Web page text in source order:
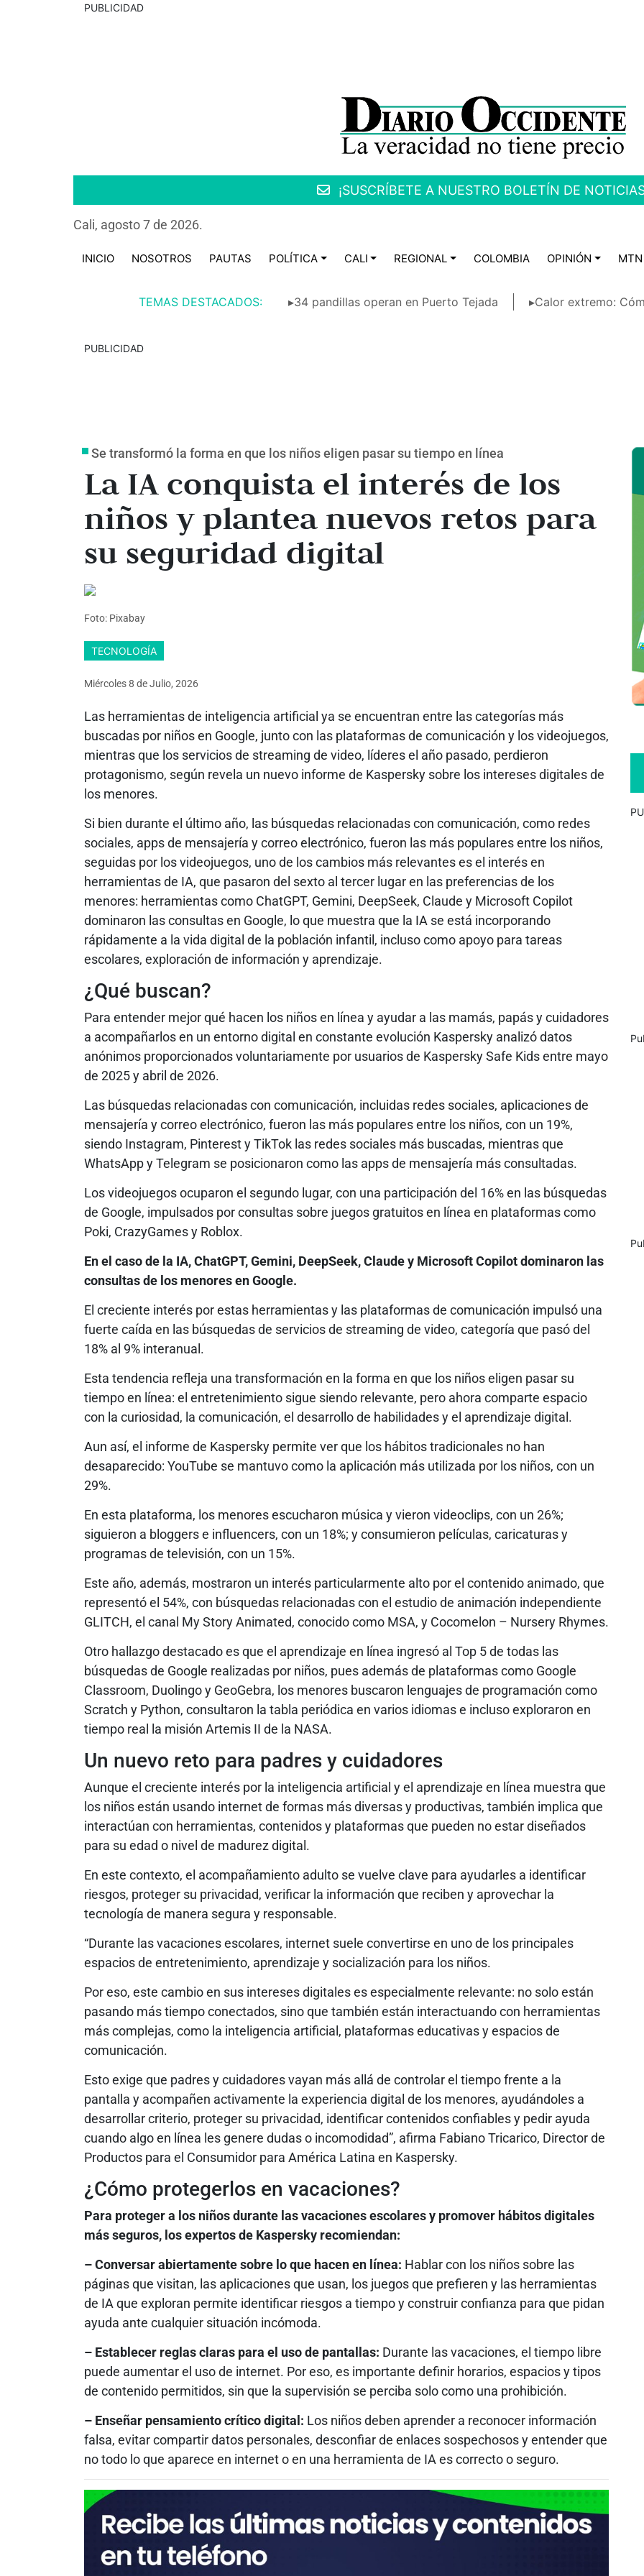
PUBLICIDAD
¡SUSCRÍBETE A NUESTRO BOLETÍN DE
Cali, agosto 7 de 2026.
INICIO NOSOTROS PAUTAS POLÍTICA CALI REGIONAL COLOMBIA OPINIÓN MTN
TEMAS DESTACADOS: ▸34 pandillas operan en Puerto Tejada ▸Calor extremo:
PUBLICIDAD
Se transformó la forma en que los niños eligen pasar su tiempo en línea
La IA conquista el interés de los
niños y plantea nuevos retos para
su seguridad digital
Foto: Pixabay
TECNOLOGÍA
Miércoles 8 deJulio, 2026
Las herramientas de inteligencia artificial ya se encuentran entre las categorías más
buscadas por niños en Google, junto con las plataformas de comunicación y los videojuegos,
mientras que los servicios de streaming de video, líderes el año pasado, perdieron
protagonismo, según revela un nuevo informe de Kaspersky sobre los intereses digitales de
los menores.
Si bien durante el último año, las búsquedas relacionadas con comunicación, como redes
sociales, apps de mensajería y correo electrónico, fueron las más populares entre los niños,
seguidas por los videojuegos, uno de los cambios más relevantes es el interés en
herramientas de IA, que pasaron del sexto al tercer lugar en las preferencias de los
menores: herramientas como ChatGPT, Gemini, DeepSeek, Claude y Microsoft Copilot
dominaron las consultas en Google, lo que muestra que la IA se está incorporando
rápidamente a la vida digital de la población infantil, incluso como apoyo para tareas
escolares, exploración de información y aprendizaje.
¿Qué buscan?
Para entender mejor qué hacen los niños en línea y ayudar a las mamás, papás y cuidadores
a acompañarlos en un entorno digital en constante evolución Kaspersky analizó datos
anónimos proporcionados voluntariamente por usuarios de Kaspersky Safe Kids entre mayo
de 2025 y abril de 2026.
Las búsquedas relacionadas con comunicación, incluidas redes sociales, aplicaciones de
mensajería y correo electrónico, fueron las más populares entre los niños, con un 19%,
siendo Instagram, Pinterest y TikTok las redes sociales más buscadas, mientras que
WhatsApp y Telegram se posicionaron como las apps de mensajería más consultadas.
Los videojuegos ocuparon el segundo lugar, con una participación del 16% en las búsquedas
de Google, impulsados por consultas sobre juegos gratuitos en línea en plataformas como
Poki, CrazyGames y Roblox.
En el caso de la IA, ChatGPT, Gemini, DeepSeek, Claude y Microsoft Copilot dominaron las
consultas de los menores en Google.
El creciente interés por estas herramientas y las plataformas de comunicación impulsó una
fuerte caída en las búsquedas de servicios de streaming de video, categoría que pasó del
18% al 9% interanual.
Esta tendencia refleja una transformación en la forma en que los niños eligen pasar su
tiempo en línea: el entretenimiento sigue siendo relevante, pero ahora comparte espacio
con la curiosidad, la comunicación, el desarrollo de habilidades y el aprendizaje digital.
Aun así, el informe de Kaspersky permite ver que los hábitos tradicionales no han
desaparecido: YouTube se mantuvo como la aplicación más utilizada por los niños, con un
29%.
En esta plataforma, los menores escucharon música y vieron videoclips, con un 26%;
siguieron a bloggers e influencers, con un 18%; y consumieron películas, caricaturas y
programas de televisión, con un 15%.
Este año, además, mostraron un interés particularmente alto por el contenido animado, que
representó el 54%, con búsquedas relacionadas con el estudio de animación independiente
GLITCH, el canal My Story Animated, conocido como MSA, y Cocomelon – Nursery Rhymes.
Otro hallazgo destacado es que el aprendizaje en línea ingresó al Top 5 de todas las
búsquedas de Google realizadas por niños, pues además de plataformas como Google
Classroom, Duolingo y GeoGebra, los menores buscaron lenguajes de programación como
Scratch y Python, consultaron la tabla periódica en varios idiomas e incluso exploraron en
tiempo real la misión Artemis II de la NASA.
Un nuevo reto para padres y cuidadores
Aunque el creciente interés por la inteligencia artificial y el aprendizaje en línea muestra que
los niños están usando internet de formas más diversas y productivas, también implica que
interactúan con herramientas, contenidos y plataformas que pueden no estar diseñados
para su edad o nivel de madurez digital.
En este contexto, el acompañamiento adulto se vuelve clave para ayudarles a identificar
riesgos, proteger su privacidad, verificar la información que reciben y aprovechar la
tecnología de manera segura y responsable.
“Durante las vacaciones escolares, internet suele convertirse en uno de los principales
espacios de entretenimiento, aprendizaje y socialización para los niños.
Por eso, este cambio en sus intereses digitales es especialmente relevante: no solo están
pasando más tiempo conectados, sino que también están interactuando con herramientas
más complejas, como la inteligencia artificial, plataformas educativas y espacios de
comunicación.
Esto exige que padres y cuidadores vayan más allá de controlar el tiempo frente a la
pantalla y acompañen activamente la experiencia digital de los menores, ayudándoles a
desarrollar criterio, proteger su privacidad, identificar contenidos confiables y pedir ayuda
cuando algo en línea les genere dudas o incomodidad”, afirma Fabiano Tricarico, Director de
Productos para el Consumidor para América Latina en Kaspersky.
¿Cómo protegerlos en vacaciones?
Para proteger a los niños durante las vacaciones escolares y promover hábitos digitales
más seguros, los expertos de Kaspersky recomiendan:
– Conversar abiertamente sobre lo que hacen en línea: Hablar con los niños sobre las
páginas que visitan, las aplicaciones que usan, los juegos que prefieren y las herramientas
de IA que exploran permite identificar riesgos a tiempo y construir confianza para que pidan
ayuda ante cualquier situación incómoda.
– Establecer reglas claras para el uso de pantallas: Durante las vacaciones, el tiempo libre
puede aumentar el uso de internet. Por eso, es importante definir horarios, espacios y tipos
de contenido permitidos, sin que la supervisión se perciba solo como una prohibición.
– Enseñar pensamiento crítico digital: Los niños deben aprender a reconocer información
falsa, evitar compartir datos personales, desconfiar de enlaces sospechosos y entender que
no todo lo que aparece en internet o en una herramienta de IA es correcto o seguro.